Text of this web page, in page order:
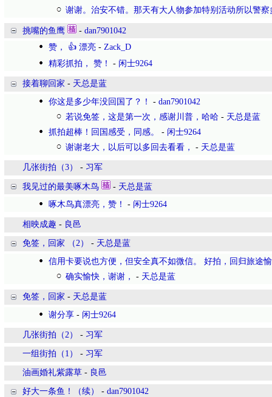
谢谢。治安不错。那天有大人物参加特别活动所以警察
挑嘴的鱼鹰 - dan7901042
赞， 👍 漂亮 - Zack_D
精彩抓拍， 赞！
- 闲士9264
接着聊回家 - 天总是蓝
你这是多少年没回国了？！
- dan7901042
若说免签，这是第一次，感谢川普，哈哈 - 天总是蓝
抓拍超棒！回国感受，同感。
- 闲士9264
谢谢老大，以后可以多回去看看，
- 天总是蓝
几张街拍（3） - 习军
我见过的最美啄木鸟 - 天总是蓝
啄木鸟真漂亮，赞！
- 闲士9264
相映成趣 - 良邑
免签，回家 （2） - 天总是蓝
信用卡要说也方便，但安全真不如微信。 好拍，回归旅途
确实愉快，谢谢，
- 天总是蓝
免签，回家 - 天总是蓝
谢分享 - 闲士9264
几张街拍（2） - 习军
一组街拍（1） - 习军
油画婚礼紫露草 - 良邑
好大一条鱼！（续） - dan7901042